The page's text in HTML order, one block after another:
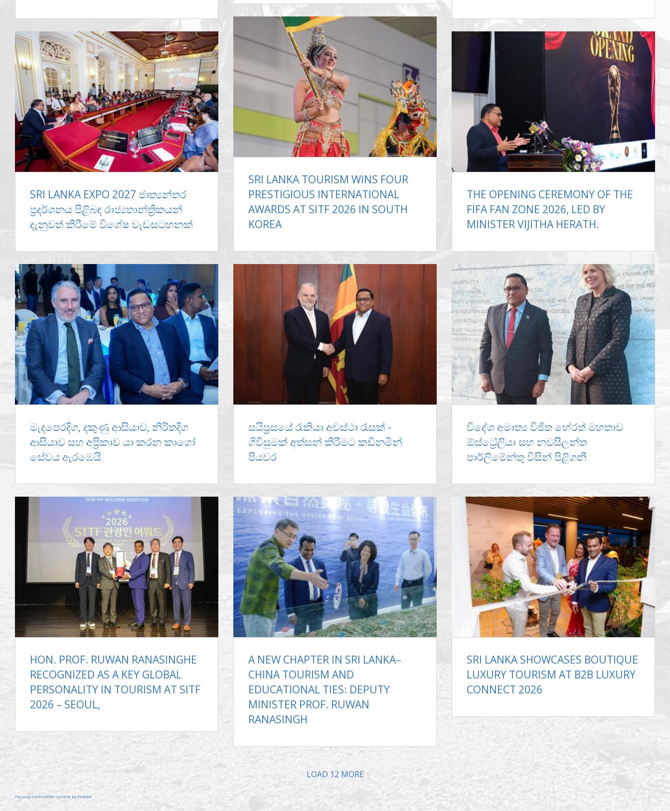
SRI LANKA TOURISM WINS FOUR
PRESTIGIOUS INTERNATIONAL
AWARDS AT SITF 2026 IN SOUTH
KOREA
SRI LANKA EXPO 2027 ජාත්‍යන්තර
ප්‍රදර්ශනය පිළිබඳ රාජ්‍යතාන්ත්‍රිකයන්
දැනුවත් කිරීමේ විශේෂ වැඩසටහනක්
THE OPENING CEREMONY OF THE
FIFA FAN ZONE 2026, LED BY
MINISTER VIJITHA HERATH.
මැදපෙරදිග, දකුණු ආසියාව, නිරිතදිග
ආසියාව සහ අප්‍රිකාව යා කරන කාගෝ
සේවය ඇරඹෙයි
සයිප්‍රසයේ රැකියා අවස්ථා රැසක් -
ගිවිසුමක් අත්සන් කිරීමට කඩිනමින්
පියවර
විදේශ අමාත්‍ය විජිත හේරත් මහතාව
ඕස්ට්‍රේලියා සහ නවසීලන්ත
පාර්ලිමේන්තු විසින් පිළිගනී
HON. PROF. RUWAN RANASINGHE
RECOGNIZED AS A KEY GLOBAL
PERSONALITY IN TOURISM AT SITF
2026 – SEOUL,
A NEW CHAPTER IN SRI LANKA–
CHINA TOURISM AND
EDUCATIONAL TIES: DEPUTY
MINISTER PROF. RUWAN
RANASINGH
SRI LANKA SHOWCASES BOUTIQUE
LUXURY TOURISM AT B2B LUXURY
CONNECT 2026
LOAD 12MORE
FaLang translation system by Faboba